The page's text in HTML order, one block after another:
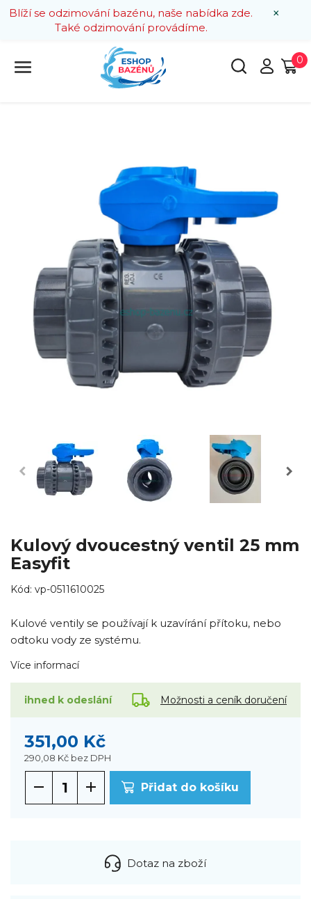
×
Blíží se odzimování bazénu, naše nabídka zde.
Také odzimování provádíme.
0
Kulový dvoucestný ventil 25 mm
Easyfit
Kód: vp-0511610025
Kulové ventily se používají k uzavírání přítoku, nebo
odtoku vody ze systému.
Více informací
ihned k odeslání Možnosti a ceník doručení
351,00 Kč
290,08 Kč bez DPH
Přidat do košíku
Dotaz na zboží